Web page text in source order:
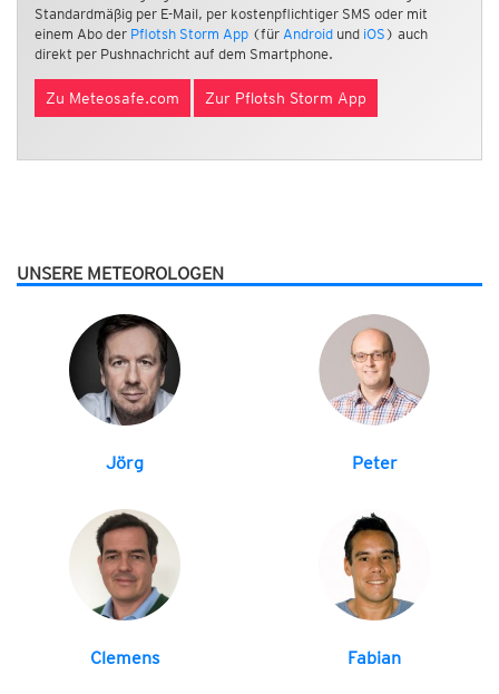
Standardmäßig per E-Mail, per kostenpflichtiger SMS oder mit
einem Abo der Pflotsh Storm App (für Android und iOS ) auch
direkt per Pushnachricht auf dem Smartphone.
Zu Meteosafe.com Zur Pflotsh Storm App
UNSERE METEOROLOGEN
Jörg Peter
Clemens Fabian